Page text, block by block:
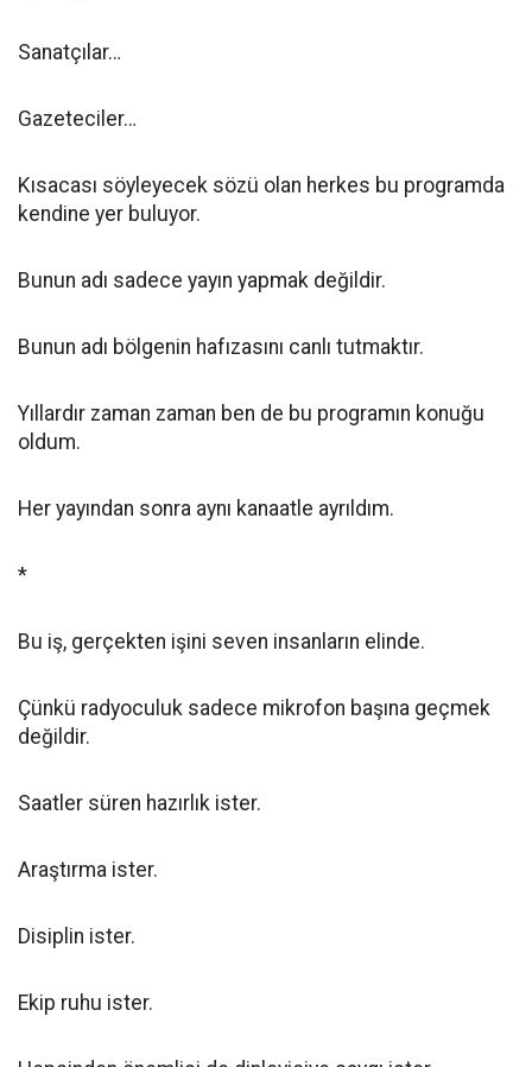
Sanatçılar…
Gazeteciler…
Kısacası söyleyecek sözü olan herkes bu programda
kendine yer buluyor.
Bunun adı sadece yayın yapmak değildir.
Bunun adı bölgenin hafızasını canlı tutmaktır.
Yıllardır zaman zaman ben de bu programın konuğu
oldum.
Her yayından sonra aynı kanaatle ayrıldım.
*
Bu iş, gerçekten işini seven insanların elinde.
Çünkü radyoculuk sadece mikrofon başına geçmek
değildir.
Saatler süren hazırlık ister.
Araştırma ister.
Disiplin ister.
Ekip ruhu ister.